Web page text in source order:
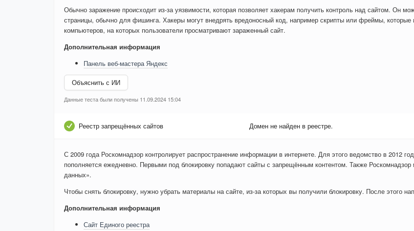
Обычно заражение происходит из-за уязвимости, которая позволяет хакерам получить контроль над сайтом. Он
страницы, обычно для фишинга. Хакеры могут внедрять вредоносный код, например скрипты или фреймы, которые
компьютеров, на которых пользователи просматривают зараженный сайт.
Дополнительная информация
Панель веб-мастера Яндекс
Объяснить с ИИ
Данные теста были получены 11.09.2024 15:04
Реестр запрещённых сайтов Домен не найден в реестре.
С 2009 года Роскомнадзор контролирует распространение информации в интернете. Для этого ведомство в 2012
пополняется ежедневно. Первыми под блокировку попадают сайты с запрещённым контентом. Также
данных».
Чтобы снять блокировку, нужно убрать материалы на сайте, из-за которых вы получили блокировку. После этого
Дополнительная информация
Сайт Единого реестра